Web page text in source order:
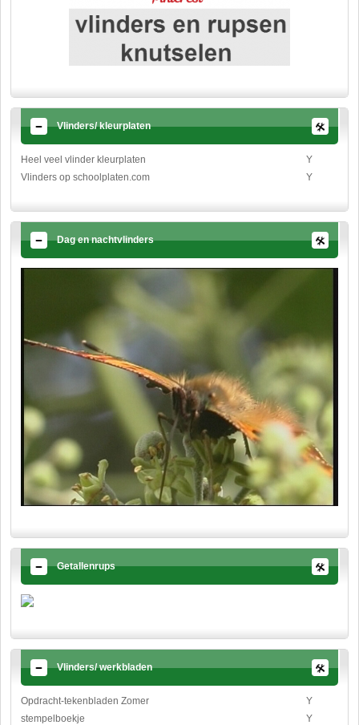
Vlinders/ kleurplaten
Heel veel vlinder kleurplaten
Y
Vlinders op schoolplaten.com
Y
Dag en nachtvlinders
Getallenrups
Vlinders/ werkbladen
Opdracht-tekenbladen Zomer
Y
stempelboekje
Y